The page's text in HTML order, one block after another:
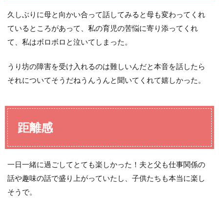
久しぶりに母と向かい合って話してみると母も変わってくれ
ているところがあって、私の育児の苦悩に寄り添ってくれ
て、私はボロボロと泣いてしまった。
うり坊の障害を受け入れるのは難しいんだと本音を話したら
それについてそうだねうんうんと聞いてくれて嬉しかった。
距離感
一日一緒に過ごしてとても楽しかった！夫と父も仕事関係の
話や趣味の話で盛り上がっていたし、子供たちも本当に楽し
そうで。